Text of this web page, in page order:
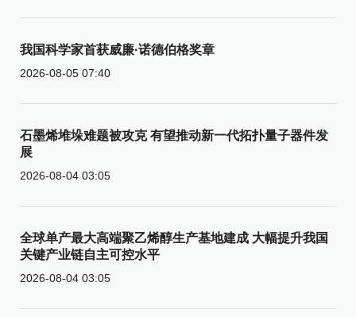
我国科学家首获威廉·诺德伯格奖章
2026-08-05 07:40
石墨烯堆垛难题被攻克 有望推动新一代拓扑量子器件发
展
2026-08-04 03:05
全球单产最大高端聚乙烯醇生产基地建成 大幅提升我国
关键产业链自主可控水平
2026-08-04 03:05